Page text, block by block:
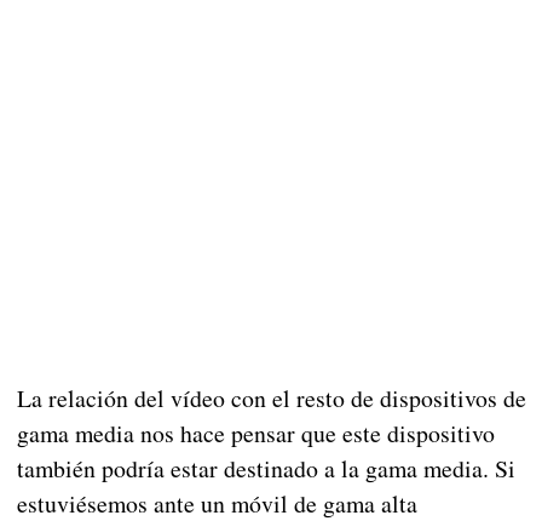
La relación del vídeo con el resto de dispositivos de
gama media nos hace pensar que este dispositivo
también podría estar destinado a la gama media. Si
estuviésemos ante un móvil de gama alta